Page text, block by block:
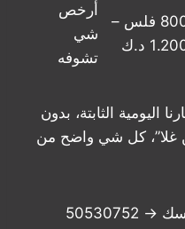
800 فلس –
د.ك
أرخص
شي
تشوفه
الثابتة، بدون
غلا”، كل شي واضح من